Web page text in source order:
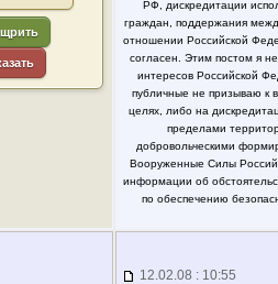
РФ, дискредитации
граждан, поддержания
отношении Российской
согласен. Этим постом я
интересов Российской
публичные не призываю к
целях, либо на
пределами
добровольческими
Вооруженные Силы
информации об
по обеспечению
12.02.08 : 10:55